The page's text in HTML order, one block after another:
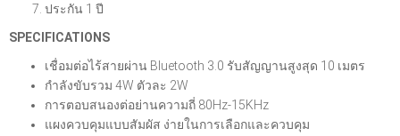
ประกัน 1 ปี
SPECIFICATIONS
เชื่อมต่อไร้สายผ่าน Bluetooth 3.0 รับสัญญานสูงสุด 10 เมตร
กำลังขับรวม 4W ตัวละ 2W
การตอบสนองต่อย่านความถี่ 80Hz-15KHz
แผงควบคุมแบบสัมผัส ง่ายในการเลือกและควบคุม